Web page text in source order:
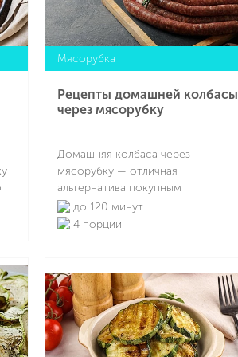
Мясорубка
Рецепты домашней колбасы
через мясорубку
Домашняя колбаса через
мясорубку — отличная
альтернатива покупным
продуктам, ведь в ее составе вы
контролируете каждый
пряностями и натуральными
оболочками, сыровяленую,
краковскую колбасу, в кишках или
без оболочки, можно
приготовить варенку по ГОСТу,
до 120 минут
4 порции